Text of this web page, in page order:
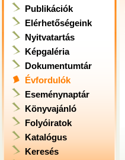
Publikációk
Elérhetőségeink
Nyitvatartás
Képgaléria
Dokumentumtár
Évfordulók
Eseménynaptár
Könyvajánló
Folyóiratok
Katalógus
Keresés